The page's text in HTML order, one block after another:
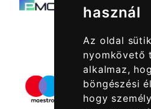
használ
Az oldal
nyomkövető
alkalmaz,
böngészési
hogy